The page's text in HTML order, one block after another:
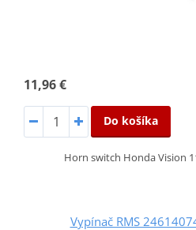
11,96 €
Do košíka
Horn switch Honda Vision
Vypínač RMS